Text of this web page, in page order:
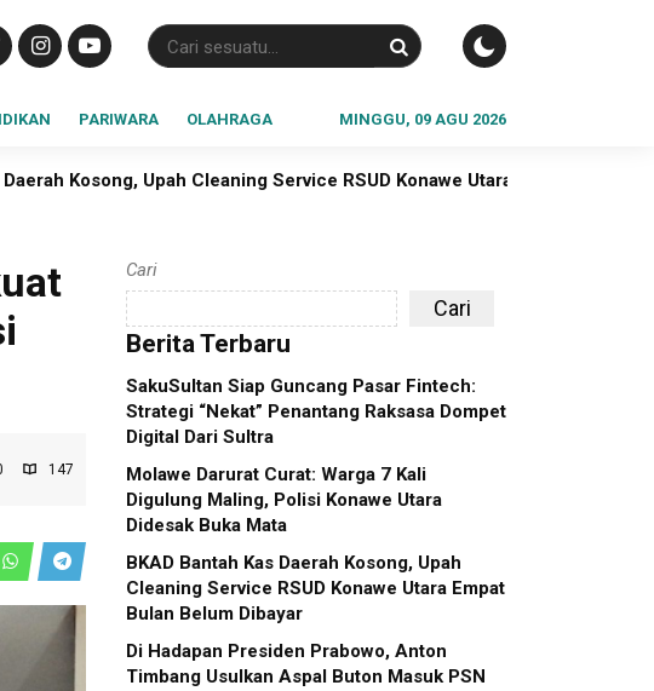
PARIWARA OLAHRAGA MINGGU, 09 AGU 2026
Service RSUD Konawe Utara Empat Bulan Belum Dibayar
147
Cari
Cari
Berita Terbaru
SakuSultan Siap Guncang Pasar Fintech:
Strategi “Nekat” Penantang Raksasa Dompet
Digital Dari Sultra
Molawe Darurat Curat: Warga 7 Kali
Digulung Maling, Polisi Konawe Utara
Didesak Buka Mata
BKAD Bantah Kas Daerah Kosong, Upah
Cleaning Service RSUD Konawe Utara Empat
Bulan Belum Dibayar
Di Hadapan Presiden Prabowo, Anton
Timbang Usulkan Aspal Buton Masuk PSN